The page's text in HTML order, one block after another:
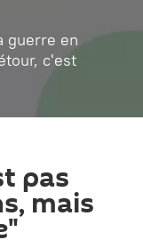
guerre en
c'est
pas
mais